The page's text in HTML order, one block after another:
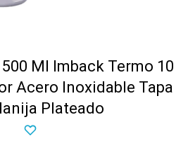
Ml Imback Termo 10
Acero Inoxidable Tapa
Plateado